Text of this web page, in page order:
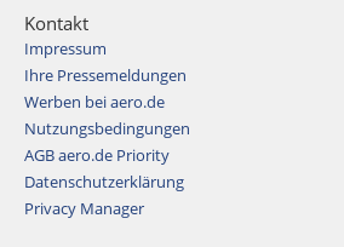
Kontakt
Impressum
Ihre Pressemeldungen
Werben bei aero.de
Nutzungsbedingungen
AGB aero.de Priority
Datenschutzerklärung
Privacy Manager